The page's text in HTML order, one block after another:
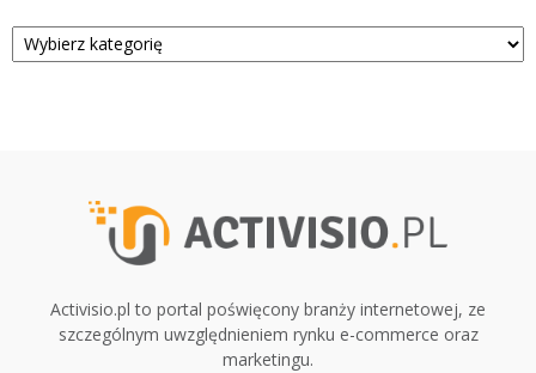
Kategorie
Activisio.pl to portal poświęcony branży internetowej, ze
szczególnym uwzględnieniem rynku e-commerce oraz
marketingu.